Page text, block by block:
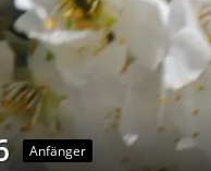
Anfänger